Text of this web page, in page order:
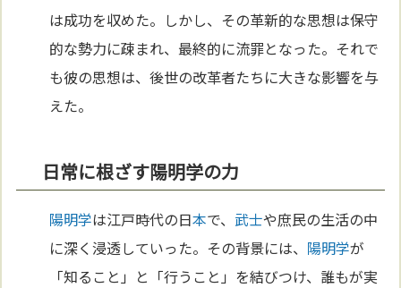
は成功を収めた。しかし、その革新的な思想は保守
的な勢力に疎まれ、最終的に流罪となった。それで
も彼の思想は、後世の改革者たちに大きな影響を与
えた。
日常に根ざす陽明学の力
陽明学は江戸時代の日本で、 武士や庶民の生活の中
に深く浸透していった。その背景には、 陽明学が
「知ること」と「行うこと」を結びつけ、誰もが実